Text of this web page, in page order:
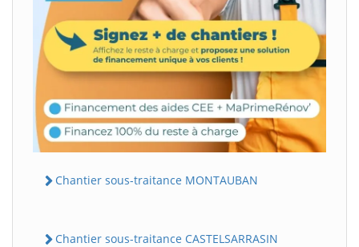
Chantier sous-traitance MONTAUBAN
Chantier sous-traitance CASTELSARRASIN